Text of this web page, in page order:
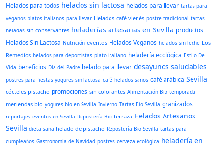
Helados para todos helados sin lactosa helados para llevar tartas para
veganos platos italianos para llevar Helados café vienés postre tradicional tartas
heladas sin conservantes heladerías artesanas en Sevilla productos
Helados Sin Lactosa Nutrición eventos Helados Veganos helados sin leche Los
Remedios helados para deportistas plato italiano heladería ecológica Estilo De
Vida beneficios Día del Padre helado para llevar desayunos saludables
postres para fiestas yogures sin lactosa café helados sanos café arábica Sevilla
cócteles pistacho promociones sin colorantes Alimentación Bio temporada
meriendas bío yogures bío en Sevilla Invierno Tartas Bio Sevilla granizados
reportajes eventos en Sevilla Repostería Bio terraza Helados Artesanos
Sevilla dieta sana helado de pistacho Repostería Bio Sevilla tartas para
cumpleaños Gastronomía de Navidad postres cerveza ecológica heladería en